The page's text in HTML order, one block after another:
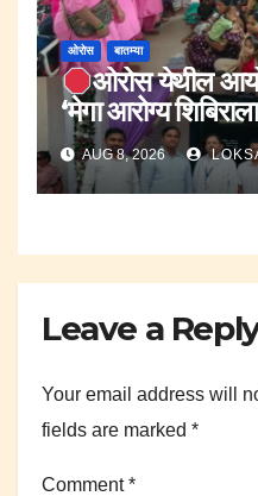
ओरोस बातम्या
ओरोस येथील
‘मेगा आरोग्य
AUG 8, 2026
Leave a
Your email address will
fields are marked *
Comment*